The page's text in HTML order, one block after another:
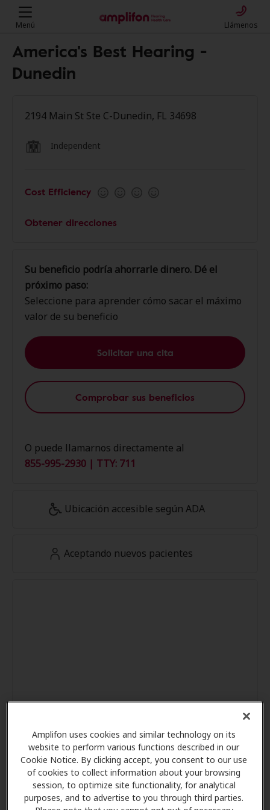
Amplifon uses cookies and similar technology on its
website to perform various functions described in our
Cookie Notice. By clicking accept, you consent to our use
of cookies to collect information about your browsing
session, to optimize site functionality, for analytical
purposes, and to advertise to you through third parties.
Menú Llámenos
America's Best Hearing -
Dunedin
2194 Main St Ste C-Dunedin, FL 34698
Independent
Cost Efficiency
Obtener direcciones
Su beneficio podría ahorrarle dinero. Dé el
próximo paso:
Seleccione para aprender cómo sacar el máximo
valor de su beneficio
Solicitar una cita
Comprobar sus beneficios
O puede llamarnos directamente al
855-995-2930 | TTY: 711
Ubicación accesible según ADA
Aceptando nuevos pacientes